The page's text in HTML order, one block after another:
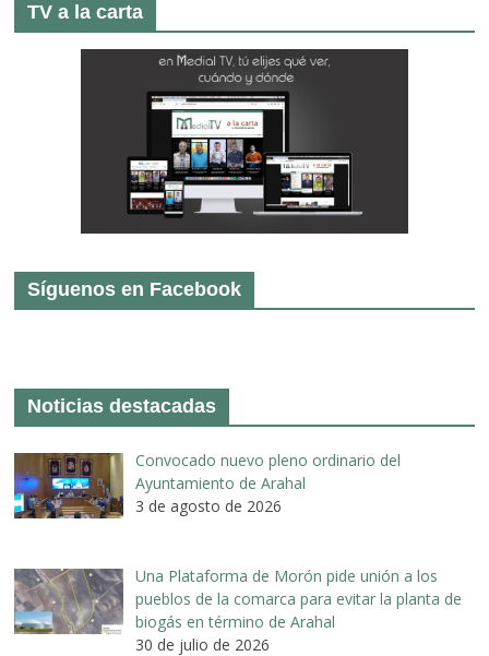
TV a la carta
Síguenos en Facebook
Noticias destacadas
Convocado nuevo pleno ordinario del
Ayuntamiento de Arahal
3 de agosto de 2026
Una Plataforma de Morón pide unión a los
pueblos de la comarca para evitar la planta de
biogás en término de Arahal
30 de julio de 2026